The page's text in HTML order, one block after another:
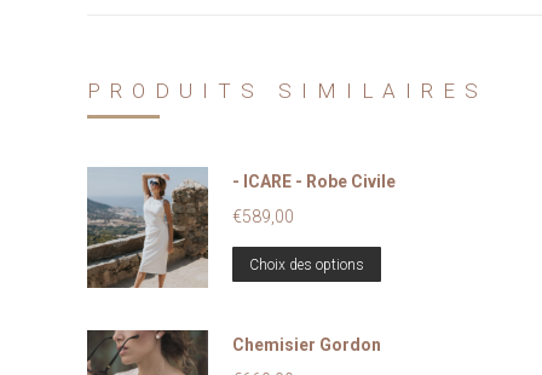
PRODUITS SIMILAIRES
- ICARE - Robe Civile
€589,00
Choix des options
Chemisier Gordon